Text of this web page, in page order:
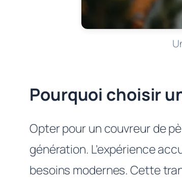
Pourquoi choisir
Opter pour un couvreur de
génération. L’expérience
besoins modernes. Cette